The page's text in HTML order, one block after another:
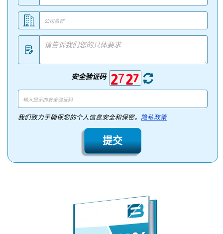
安全验证码
我们致力于确保您的个人信息安全和保密。 隐私政策
提交